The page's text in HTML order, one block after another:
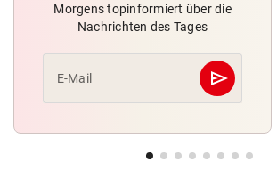
Morgens topinformiert über die
Nachrichten des Tages
E-Mail send
Abschicken